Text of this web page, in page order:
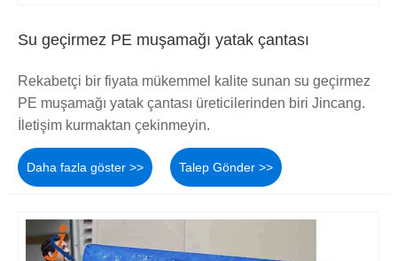
Su geçirmez PE muşamağı yatak çantası
Rekabetçi bir fiyata mükemmel kalite sunan su geçirmez
PE muşamağı yatak çantası üreticilerinden biri Jincang.
İletişim kurmaktan çekinmeyin.
Daha fazla göster >> Talep Gönder >>